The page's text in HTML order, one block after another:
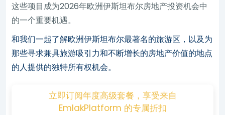
这些项目成为2026年欧洲伊斯坦布尔房地产投资机会中
的一个重要机遇。
和我们一起了解欧洲伊斯坦布尔最著名的旅游区，以及为
那些寻求兼具旅游吸引力和不断增长的房地产价值的地点
的人提供的独特所有权机会。
立即订阅年度高级套餐，享受来自
EmlakPlatform 的专属折扣